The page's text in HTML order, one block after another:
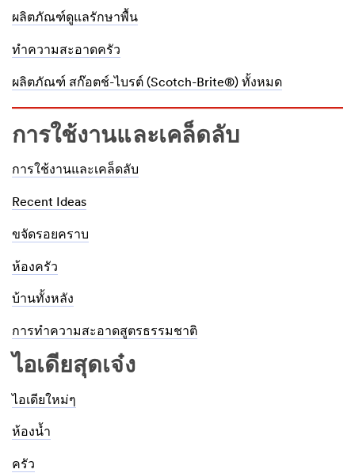
ผลิตภัณฑ์ดูแลรักษาพื้น
ทำความสะอาดครัว
ผลิตภัณฑ์ สก๊อตช์-ไบรต์ (Scotch-Brite®) ทั้งหมด
การใช้งานและเคล็ดลับ
การใช้งานและเคล็ดลับ
Recent Ideas
ขจัดรอยคราบ
ห้องครัว
บ้านทั้งหลัง
การทำความสะอาดสูตรธรรมชาติ
ไอเดียสุดเจ๋ง
ไอเดียใหม่ๆ
ห้องน้ำ
ครัว